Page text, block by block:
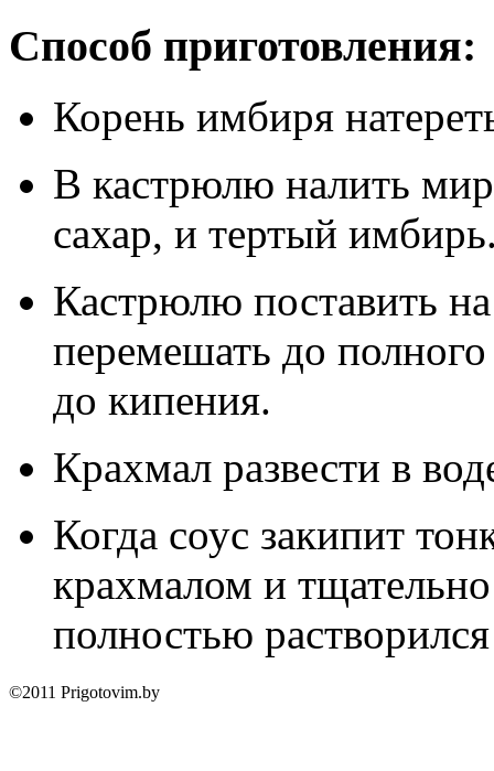
Способ приготовления:
Корень имбиря
В кастрюлю налить
сахар, и тертый
Кастрюлю поставить
перемешать до полного
до кипения.
Крахмал развести в
Когда соус закипит
крахмалом и
полностью
©2011 Prigotovim.by